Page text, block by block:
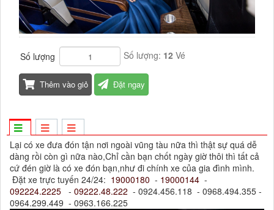
Số lượng Số lượng: 12 Vé
Thêm vào giỏ Đặt ngay
Lại có xe đưa đón tận nơi ngoài vũng tàu nữa thì thật sự quá dễ
dàng rồi còn gì nữa nào,Chỉ cần bạn chốt ngày giờ thôi thì tất cả
cứ đén giờ là có xe đón bạn,như đi chính xe của gia đình mình.
Đặt xe trực tuyến 24/24: 19000180 - 19000144 -
092224.2225 - 09222.48.222 - 0924.456.118 - 0968.494.355 -
0964.299.449 - 0963.166.225